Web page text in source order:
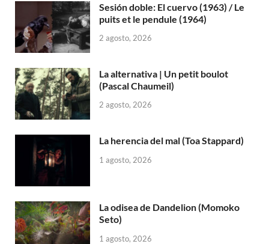
Sesión doble: El cuervo (1963) / Le
puits et le pendule (1964)
2 agosto, 2026
La alternativa | Un petit boulot
(Pascal Chaumeil)
2 agosto, 2026
La herencia del mal (Toa Stappard)
1 agosto, 2026
La odisea de Dandelion (Momoko
Seto)
1 agosto, 2026